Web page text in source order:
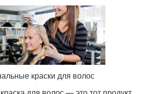
краски для волос